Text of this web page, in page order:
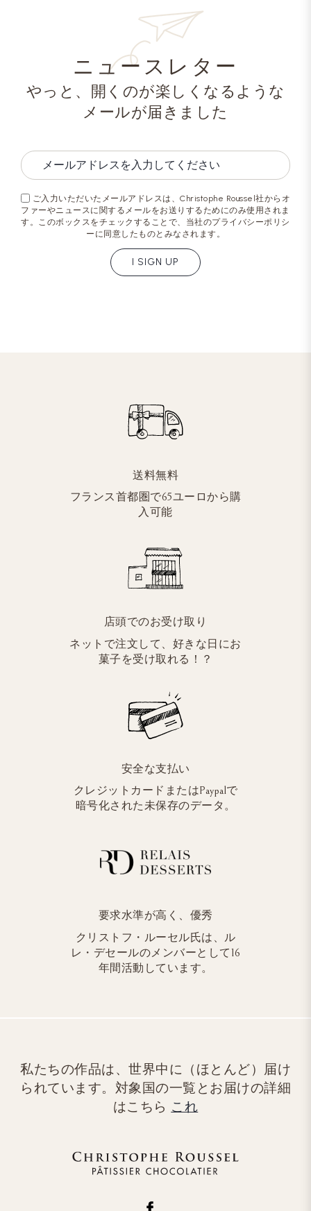
ニュースレター
やっと、開くのが楽しくなるような
メールが届きました
ご入力いただいたメールアドレスは、Christophe Roussel社からオ
ファーやニュースに関するメールをお送りするためにのみ使用されま
す。このボックスをチェックすることで、当社のプライバシーポリシ
ーに同意したものとみなされます。
I SIGN UP
送料無料
フランス首都圏で65ユーロから購
入可能
店頭でのお受け取り
ネットで注文して、好きな日にお
菓子を受け取れる！？
安全な支払い
クレジットカードまたはPaypalで
暗号化された未保存のデータ。
要求水準が高く、優秀
クリストフ・ルーセル氏は、ル
レ・デセールのメンバーとして16
年間活動しています。
私たちの作品は、世界中に（ほとんど）届け
られています。対象国の一覧とお届けの詳細
はこちら これ